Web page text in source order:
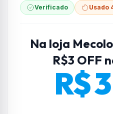
Verificado Usado
Na loja
R$3 OFF
R$